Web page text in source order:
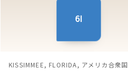
6I
KISSIMMEE, FLORIDA, アメリカ合衆国